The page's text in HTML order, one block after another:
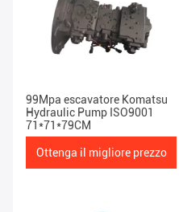
99Mpa escavatore Komatsu
Hydraulic Pump ISO9001
71*71*79CM
Ottenga il migliore prezzo